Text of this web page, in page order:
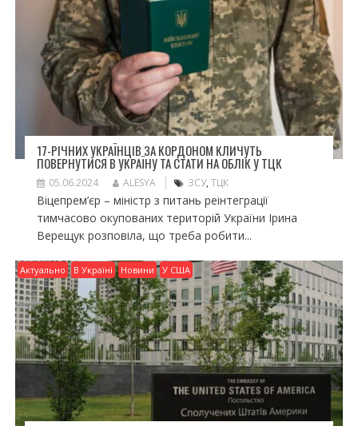
17-РІЧНИХ УКРАЇНЦІВ ЗА КОРДОНОМ КЛИЧУТЬ
ПОВЕРНУТИСЯ В УКРАЇНУ ТА СТАТИ НА ОБЛІК У ТЦК
05.06.2024 ALESYA ЗСУ, ТЦК
Віцепрем’єр – міністр з питань реінтеграції
тимчасово окупованих територій України Ірина
Верещук розповіла, що треба робити...
Актуально В Україні Новини У США